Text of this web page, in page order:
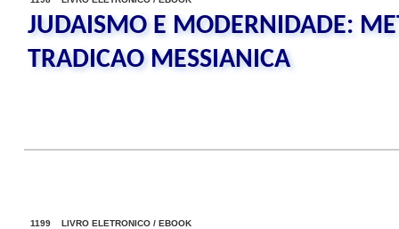
JUDAISMO E MODERNIDADE:
TRADICAO MESSIANICA
1199 LIVRO ELETRONICO / EBOOK